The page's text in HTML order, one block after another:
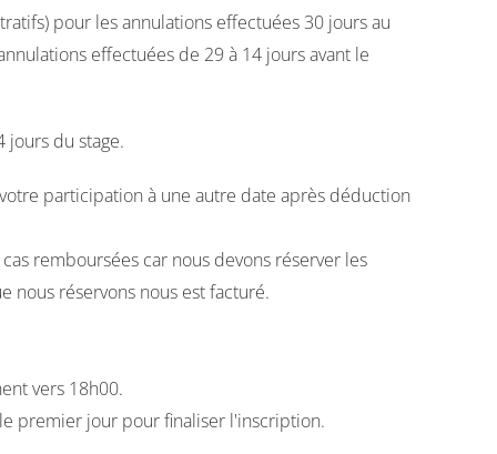
pour les annulations effectuées 30 jours au
effectuées de 29 à 14 jours avant le
jours du stage.
participation à une autre date après déduction
remboursées car nous devons réserver les
nous réservons nous est facturé.
vers 18h00.
premier jour pour finaliser l'inscription.